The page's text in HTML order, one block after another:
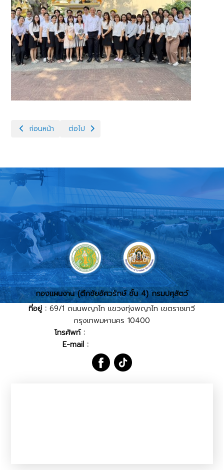
เนื้อหาก่อนหน้า: ประชุมคณะกรรมการบริหารกรอบอัตรากำลังพนักง
ก่อนหน้า เนื้อหาถัดไป: การประชุมเตรียมความพร้อมในการจั
ต่อไป
กองแผนงาน (ตึกชัยอัศวรักษ์ ชั้น 4) กรมปศุสัตว์
ที่อยู่ : 69/1 ถนนพญาไท แขวงทุ่งพญาไท เขตราชเทวี
กรุงเทพมหานคร 10400
โทรศัพท์ :
E-mail :